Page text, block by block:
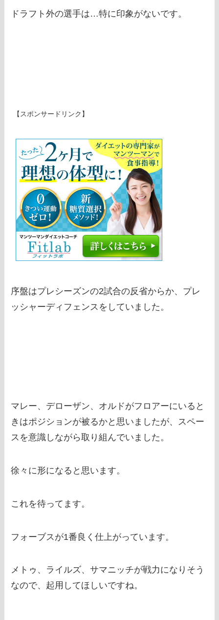
ドラフト外の選手は…特に印象がないです。
【スポンサードリンク】
序盤はプレシーズンの2試合の反省からか、プレ
ッシャーディフェンスをしていました。
マレー、デローザン、オルドがフロアーにいると
きはポジションが被るかと思いましたが、スペー
スを意識しながら取り組んでいました。
徐々に形になると思います。
これを待ってます。
フォーブスが1番良く仕上がっています。
メトゥ、ライルズ、サマニッチが戦力になりそう
なので、起用してほしいですね。